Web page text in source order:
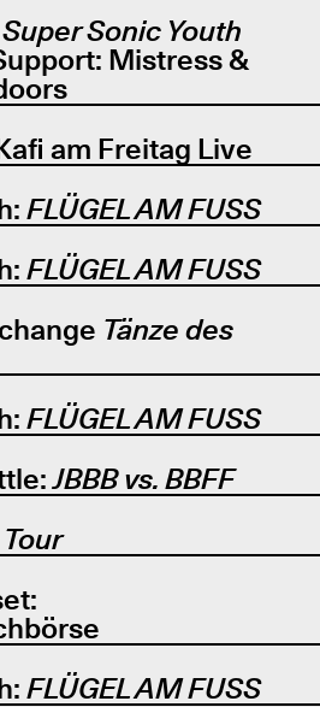
Super Sonic Youth
Mistress &
am Freitag Live
FLÜGEL AM FUSS
FLÜGEL AM FUSS
Tänze des
FLÜGEL AM FUSS
JBBB vs. BBFF
FLÜGEL AM FUSS